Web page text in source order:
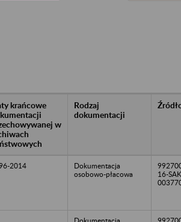
krańcowe
w
Rodzaj
dokumentacji
2014
Dokumentacja
osobowo-płacowa
16-